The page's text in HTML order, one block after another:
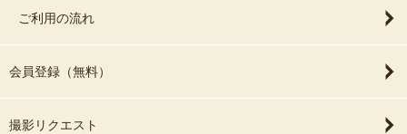
ご利用の流れ
会員登録（無料）
撮影リクエスト